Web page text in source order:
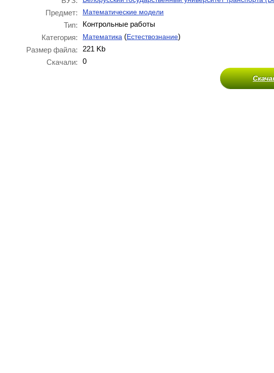
Предмет: Математические модели
Тип:
Контрольные работы
Категория:
Математика (Естествознание)
Размер файла:
221 Kb
Скачали:
0